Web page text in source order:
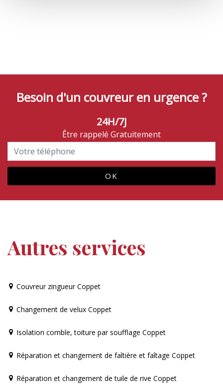
Besoin d'un couvreur en urgence ?
24H/7J
Être rappelé Gratuitement
Autres services
Couvreur zingueur Coppet
Changement de velux Coppet
Isolation comble, toiture par soufflage Coppet
Réparation et changement de faîtière et faîtage Coppet
Réparation et changement de tuile de rive Coppet